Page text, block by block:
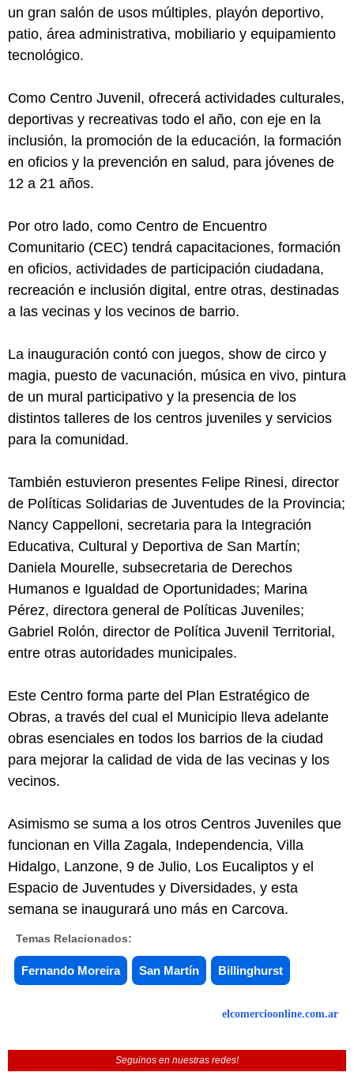
un gran salón de usos múltiples, playón deportivo,
patio, área administrativa, mobiliario y equipamiento
tecnológico.
Como Centro Juvenil, ofrecerá actividades culturales,
deportivas y recreativas todo el año, con eje en la
inclusión, la promoción de la educación, la formación
en oficios y la prevención en salud, para jóvenes de
12 a 21 años.
Por otro lado, como Centro de Encuentro
Comunitario (CEC) tendrá capacitaciones, formación
en oficios, actividades de participación ciudadana,
recreación e inclusión digital, entre otras, destinadas
a las vecinas y los vecinos de barrio.
La inauguración contó con juegos, show de circo y
magia, puesto de vacunación, música en vivo, pintura
de un mural participativo y la presencia de los
distintos talleres de los centros juveniles y servicios
para la comunidad.
También estuvieron presentes Felipe Rinesi, director
de Políticas Solidarias de Juventudes de la Provincia;
Nancy Cappelloni, secretaria para la Integración
Educativa, Cultural y Deportiva de San Martín;
Daniela Mourelle, subsecretaria de Derechos
Humanos e Igualdad de Oportunidades; Marina
Pérez, directora general de Políticas Juveniles;
Gabriel Rolón, director de Política Juvenil Territorial,
entre otras autoridades municipales.
Este Centro forma parte del Plan Estratégico de
Obras, a través del cual el Municipio lleva adelante
obras esenciales en todos los barrios de la ciudad
para mejorar la calidad de vida de las vecinas y los
vecinos.
Asimismo se suma a los otros Centros Juveniles que
funcionan en Villa Zagala, Independencia, Villa
Hidalgo, Lanzone, 9 de Julio, Los Eucaliptos y el
Espacio de Juventudes y Diversidades, y esta
semana se inaugurará uno más en Carcova.
Temas Relacionados:
Fernando Moreira San Martín Billinghurst
elcomercioonline.com.ar
Seguinos en nuestras redes!